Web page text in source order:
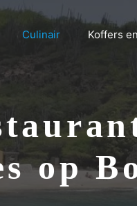
Culinair Koffers
op